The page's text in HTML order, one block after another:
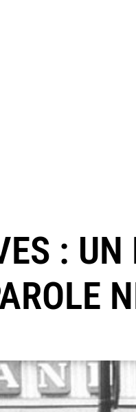
: UN